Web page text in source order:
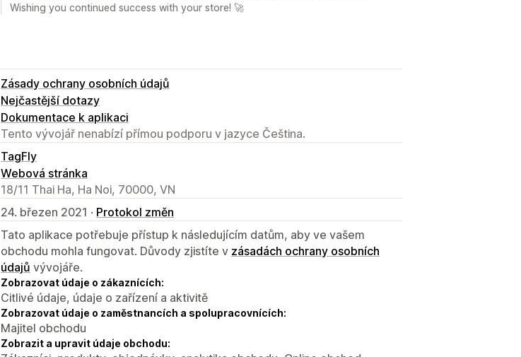
Wishing you continued success with your store! 🚀
Zásady ochrany osobních údajů
Nejčastější dotazy
Dokumentace k aplikaci
Tento vývojář nenabízí přímou podporu v jazyce Čeština.
TagFly
Webová stránka
18/11 Thai Ha, Ha Noi, 70000, VN
24. březen 2021 · Protokol změn
Tato aplikace potřebuje přístup k následujícím datům, aby ve vašem
obchodu mohla fungovat. Důvody zjistíte v zásadách ochrany osobních
údajů vývojáře.
Zobrazovat údaje o zákaznících:
Citlivé údaje, údaje o zařízení a aktivitě
Zobrazovat údaje o zaměstnancích a spolupracovnících:
Majitel obchodu
Zobrazit a upravit údaje obchodu: